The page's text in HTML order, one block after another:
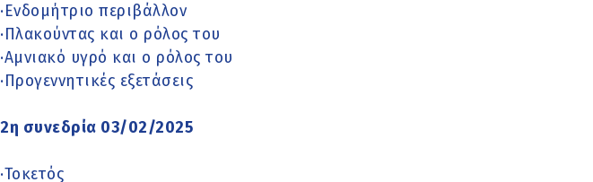
·Ενδομήτριο περιβάλλον
·Πλακούντας και ο ρόλος του
·Αμνιακό υγρό και ο ρόλος του
·Προγεννητικές εξετάσεις
2η συνεδρία 03/02/2025
·Τοκετός